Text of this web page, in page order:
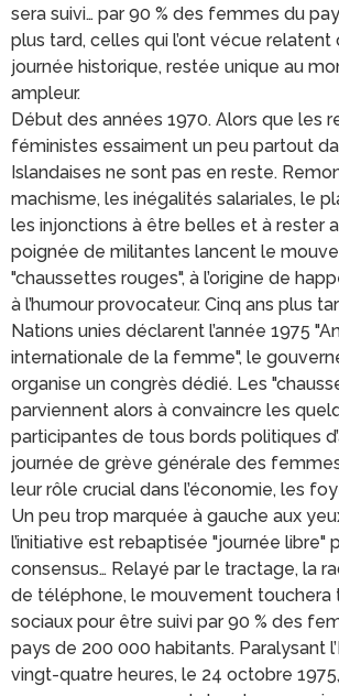
sera suivi… par 90 % des femmes du
plus tard, celles qui l’ont vécue
journée historique, restée unique au
ampleur.
Début des années 1970. Alors que les
féministes essaiment un peu partout
Islandaises ne sont pas en reste.
machisme, les inégalités salariales, le
les injonctions à être belles et à rester
poignée de militantes lancent le
"chaussettes rouges", à l’origine de
à l’humour provocateur. Cinq ans plus
Nations unies déclarent l’année 1975
internationale de la femme", le
organise un congrès dédié. Les
parviennent alors à convaincre les
participantes de tous bords politiques
journée de grève générale des
leur rôle crucial dans l’économie, les
Un peu trop marquée à gauche aux
l’initiative est rebaptisée "journée libre"
consensus… Relayé par le tractage, la
de téléphone, le mouvement touchera
sociaux pour être suivi par 90 % des
pays de 200 000 habitants. Paralysant
vingt-quatre heures, le 24 octobre